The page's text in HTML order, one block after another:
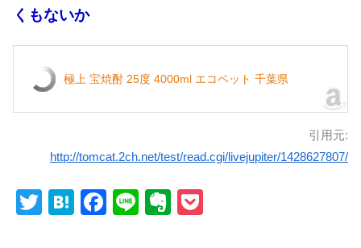
くもないか
極上 宝焼酎 25度 4000ml エコペット 千葉県
引用元:
http://tomcat.2ch.net/test/read.cgi/livejupiter/1428627807/
T
H
F
Li
E